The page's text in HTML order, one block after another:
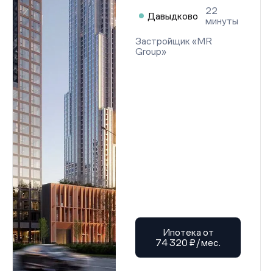
Давыдково
22
минуты
Застройщик «MR
Group»
Ипотека от
74 320 ₽/мес.